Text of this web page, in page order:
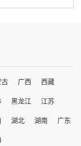
广西
西藏
黑龙江
江苏
湖北 湖南
广东